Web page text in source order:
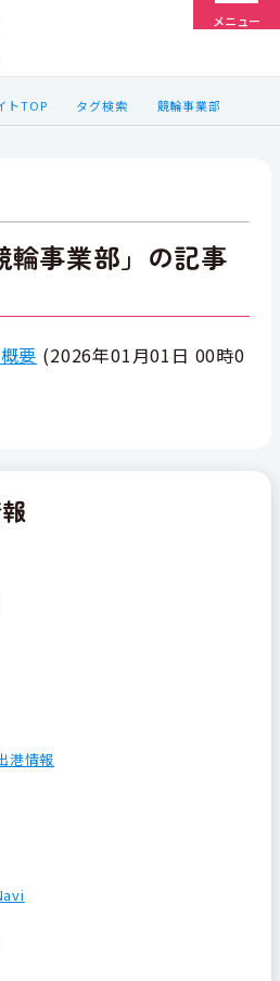
メニュー
トTOP タグ検索 競輪事業部
輪事業部」の記事
要 (2026年01月01日 00時0
港情報